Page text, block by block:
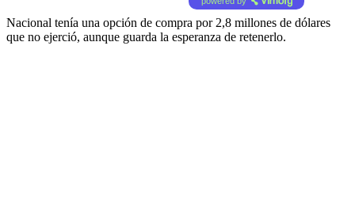
Nacional tenía una opción de compra por 2,8 millones de dólares
que no ejerció, aunque guarda la esperanza de retenerlo.